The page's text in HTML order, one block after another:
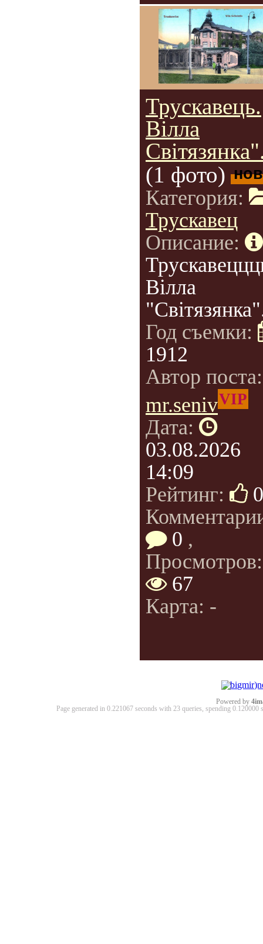
Трускавець.
Вілла
(1 фото)
Категория:
Трускавец
Описание:
Вілла
Год съемки:
1912
Автор
mr.senivVIP
Дата:
03.08.2026
14:09
Рейтинг:
0
0 ,
Просмотров:
67
Карта: -
Powered by
Page generated in 0.221067 seconds with 23 queries, spending